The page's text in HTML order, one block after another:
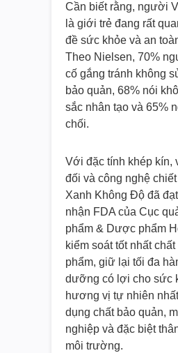
Cần biết rằng, người
là giới trẻ đang rất
đề sức khỏe và an
Theo Nielsen, 70%
cố gắng tránh không
bảo quản, 68% nói
sắc nhân tạo và 65%
chối.
Với đặc tính khép kín,
đối và công nghệ
Xanh Không Độ đã
nhận FDA của Cục
phẩm & Dược phẩm
kiểm soát tốt nhất
phẩm, giữ lại tối đa
dưỡng có lợi cho sức
hương vị tự nhiên
dụng chất bảo quản,
nghiệp và đặc biệt
môi trường.